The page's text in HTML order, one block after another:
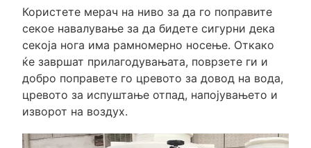
Користете мерач на ниво за да го поправите
секое навалување за да бидете сигурни дека
секоја нога има рамномерно носење. Откако
ќе завршат прилагодувањата, поврзете ги и
добро поправете го цревото за довод на вода,
цревото за испуштање отпад, напојувањето и
изворот на воздух.